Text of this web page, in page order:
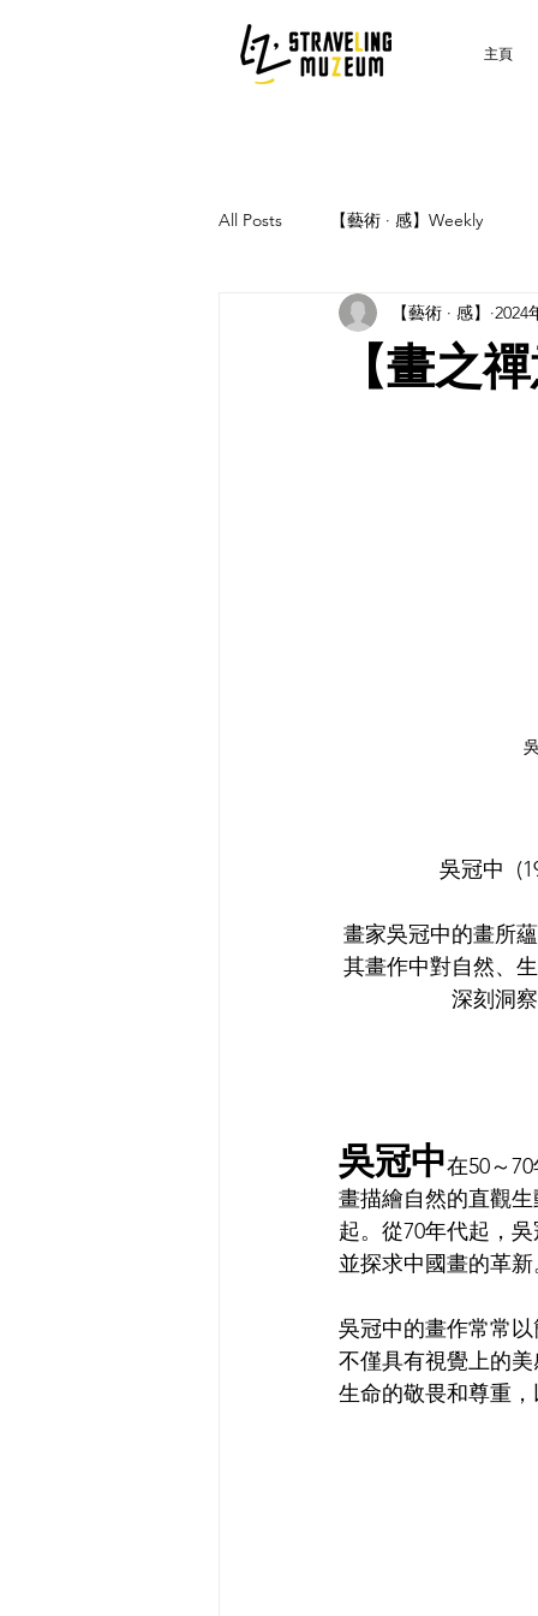
主頁
All Posts 【藝術 · 感】Weekly
【畫之
【藝術 · 感】 2024
吳冠中
畫家吳冠中的畫所
其畫作中對自然、
深刻洞
吳冠中在50～
畫描繪自然的直觀
起。從70年代起，
並探求中國畫的革新
吳冠中的畫作常常
不僅具有視覺上的
生命的敬畏和尊重